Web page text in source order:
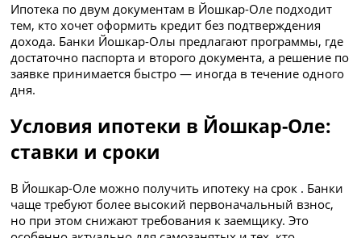
Ипотека по двум документам в Йошкар-Оле подходит
тем, кто хочет оформить кредит без подтверждения
дохода. Банки Йошкар-Олы предлагают программы, где
достаточно паспорта и второго документа, а решение по
заявке принимается быстро — иногда в течение одного
дня.
Условия ипотеки в Йошкар-Оле:
ставки и сроки
В Йошкар-Оле можно получить ипотеку на срок . Банки
чаще требуют более высокий первоначальный взнос,
но при этом снижают требования к заемщику. Это